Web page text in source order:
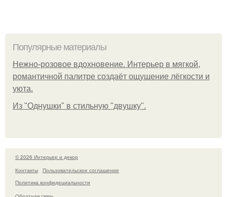
Популярные материалы
Нежно-розовое вдохновение. Интерьер в мягкой,
романтичной палитре создаёт ощущение лёгкости и
уюта.
Из "Однушки" в стильную "двушку".
© 2026 Интерьер и декор
Контакты
Пользовательское соглашение
Политика конфидециальности